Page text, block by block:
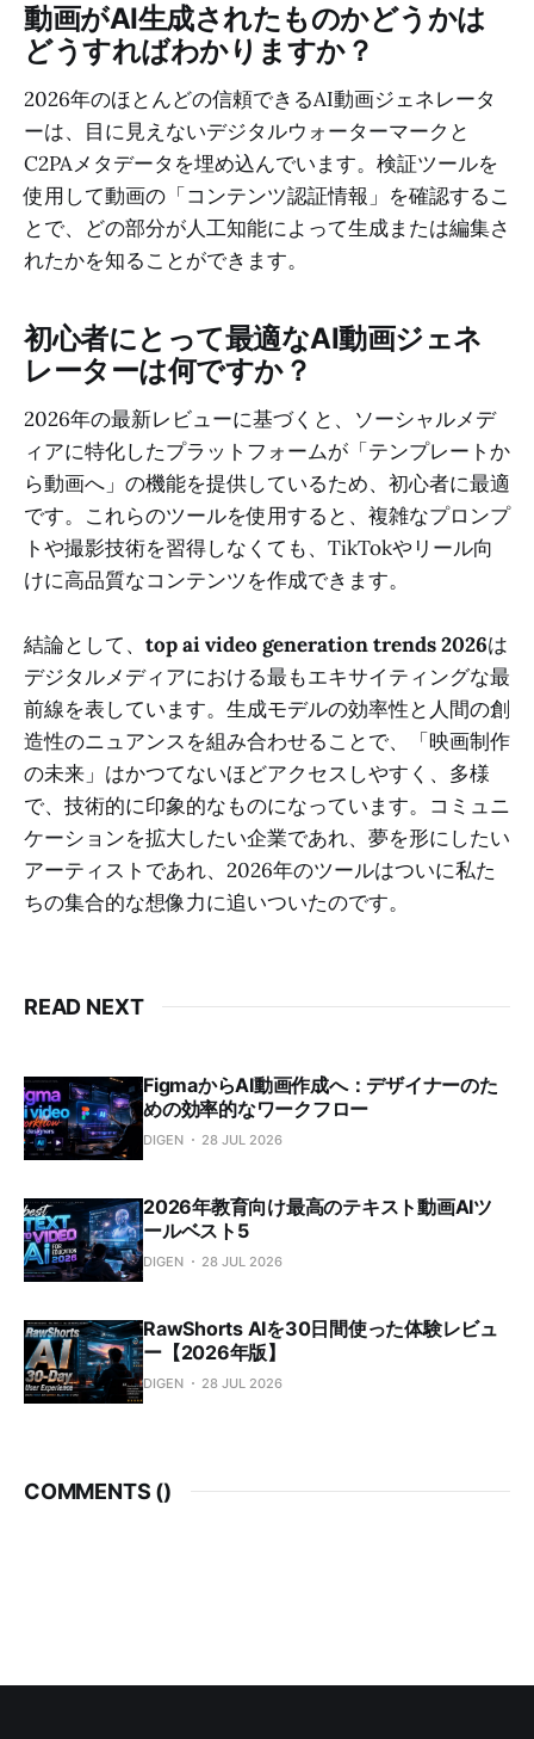
動画がAI生成されたものかどうかは
どうすればわかりますか？
2026年のほとんどの信頼できるAI動画ジェネレータ
ーは、目に見えないデジタルウォーターマークと
C2PAメタデータを埋め込んでいます。検証ツールを
使用して動画の「コンテンツ認証情報」を確認するこ
とで、どの部分が人工知能によって生成または編集さ
れたかを知ることができます。
初心者にとって最適なAI動画ジェネ
レーターは何ですか？
2026年の最新レビューに基づくと、ソーシャルメデ
ィアに特化したプラットフォームが「テンプレートか
ら動画へ」の機能を提供しているため、初心者に最適
です。これらのツールを使用すると、複雑なプロンプ
トや撮影技術を習得しなくても、TikTokやリール向
けに高品質なコンテンツを作成できます。
結論として、 top ai video generation trends 2026は
デジタルメディアにおける最もエキサイティングな最
前線を表しています。生成モデルの効率性と人間の創
造性のニュアンスを組み合わせることで、「映画制作
の未来」はかつてないほどアクセスしやすく、多様
で、技術的に印象的なものになっています。コミュニ
ケーションを拡大したい企業であれ、夢を形にしたい
アーティストであれ、2026年のツールはついに私た
ちの集合的な想像力に追いついたのです。
READ NEXT
FigmaからAI動画作成へ：デザイナーのた
めの効率的なワークフロー
DIGEN 28 JUL 2026
2026年教育向け最高のテキスト動画AIツ
ールベスト5
DIGEN 28 JUL 2026
RawShorts AIを30日間使った体験レビュ
ー【2026年版】
DIGEN 28 JUL 2026
COMMENTS ()